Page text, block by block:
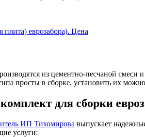
из цементно-песчаной
просты в сборке, установить их
для сборки
ИП Тихомирова выпускает
услуги: